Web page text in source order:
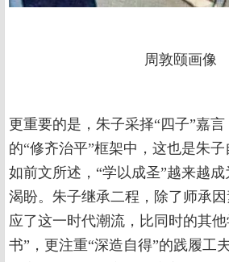
周敦颐画像
更重要的是，朱子采择“四子”嘉言
的“修齐治平”框架中，这也是朱子
如前文所述，“学以成圣”越来越
渴盼。朱子继承二程，除了师承
应了这一时代潮流，比同时的其他
书”，更注重“深造自得”的践履工